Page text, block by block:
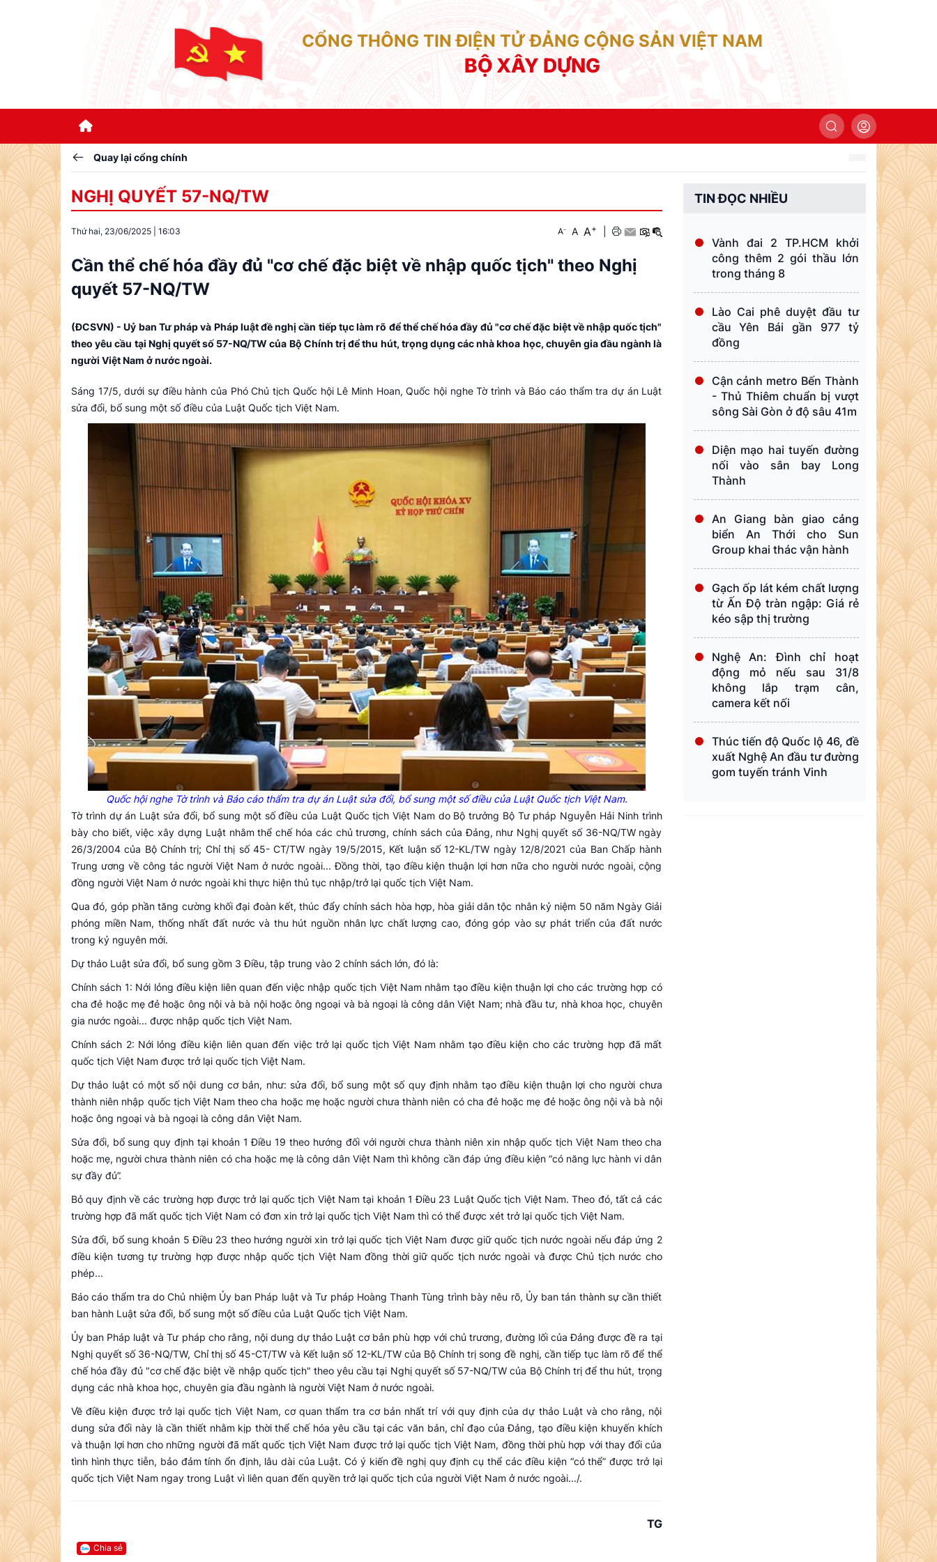
CỔNG THÔNG TIN ĐIỆN TỬ ĐẢNG CỘNG SẢN VIỆT NAM
BỘ XÂY DỰNG
Quay lại cổng chính
NGHỊ QUYẾT 57-NQ/TW
Thứ hai, 23/06/2025 16:03 A- A A+
Cần thể chế hóa đầy đủ "cơ chế đặc biệt về nhập quốc tịch" theo Nghị
quyết 57-NQ/TW
(ĐCSVN) - Uỷ ban Tư pháp và Pháp luật đề nghị cần tiếp tục làm rõ để thể chế hóa đầy đủ "cơ chế đặc biệt về nhập quốc tịch"
theo yêu cầu tại Nghị quyết số 57-NQ/TW của Bộ Chính trị để thu hút, trọng dụng các nhà khoa học, chuyên gia đầu ngành là
người Việt Nam ở nước ngoài.
Sáng 17/5, dưới sự điều hành của Phó Chủ tịch Quốc hội Lê Minh Hoan, Quốc hội nghe Tờ trình và Báo cáo thẩm tra dự án Luật
sửa đổi, bổ sung một số điều của Luật Quốc tịch Việt Nam.
Quốc hội nghe Tờ trình và Báo cáo thẩm tra dự án Luật sửa đổi, bổ sung một số điều của Luật Quốc tịch Việt Nam.
Tờ trình dự án Luật sửa đổi, bổ sung một số điều của Luật Quốc tịch Việt Nam do Bộ trưởng Bộ Tư pháp Nguyễn Hải Ninh trình
bày cho biết, việc xây dựng Luật nhằm thể chế hóa các chủ trương, chính sách của Đảng, như Nghị quyết số 36-NQ/TW ngày
26/3/2004 của Bộ Chính trị; Chỉ thị số 45- CT/TW ngày 19/5/2015, Kết luận số 12-KL/TW ngày 12/8/2021 của Ban Chấp hành
Trung ương về công tác người Việt Nam ở nước ngoài... Đồng thời, tạo điều kiện thuận lợi hơn nữa cho người nước ngoài, cộng
đồng người Việt Nam ở nước ngoài khi thực hiện thủ tục nhập/trở lại quốc tịch Việt Nam.
Qua đó, góp phần tăng cường khối đại đoàn kết, thúc đẩy chính sách hòa hợp, hòa giải dân tộc nhân kỷ niệm 50 năm Ngày Giải
phóng miền Nam, thống nhất đất nước và thu hút nguồn nhân lực chất lượng cao, đóng góp vào sự phát triển của đất nước
trong kỷ nguyên mới.
Dự thảo Luật sửa đổi, bổ sung gồm 3 Điều, tập trung vào 2 chính sách lớn, đó là:
Chính sách 1: Nới lỏng điều kiện liên quan đến việc nhập quốc tịch Việt Nam nhằm tạo điều kiện thuận lợi cho các trường hợp có
cha đẻ hoặc mẹ đẻ hoặc ông nội và bà nội hoặc ông ngoại và bà ngoại là công dân Việt Nam; nhà đầu tư, nhà khoa học, chuyên
gia nước ngoài... được nhập quốc tịch Việt Nam.
Chính sách 2: Nới lỏng điều kiện liên quan đến việc trở lại quốc tịch Việt Nam nhằm tạo điều kiện cho các trường hợp đã mất
quốc tịch Việt Nam được trở lại quốc tịch Việt Nam.
Dự thảo luật có một số nội dung cơ bản, như: sửa đổi, bổ sung một số quy định nhằm tạo điều kiện thuận lợi cho người chưa
thành niên nhập quốc tịch Việt Nam theo cha hoặc mẹ hoặc người chưa thành niên có cha đẻ hoặc mẹ đẻ hoặc ông nội và bà nội
hoặc ông ngoại và bà ngoại là công dân Việt Nam.
Sửa đổi, bổ sung quy định tại khoản 1 Điều 19 theo hướng đối với người chưa thành niên xin nhập quốc tịch Việt Nam theo cha
hoặc mẹ, người chưa thành niên có cha hoặc mẹ là công dân Việt Nam thì không cần đáp ứng điều kiện “có năng lực hành vi dân
sự đầy đủ”.
Bỏ quy định về các trường hợp được trở lại quốc tịch Việt Nam tại khoản 1 Điều 23 Luật Quốc tịch Việt Nam. Theo đó, tất cả các
trường hợp đã mất quốc tịch Việt Nam có đơn xin trở lại quốc tịch Việt Nam thì có thể được xét trở lại quốc tịch Việt Nam.
Sửa đổi, bổ sung khoản 5 Điều 23 theo hướng người xin trở lại quốc tịch Việt Nam được giữ quốc tịch nước ngoài nếu đáp ứng 2
điều kiện tương tự trường hợp được nhập quốc tịch Việt Nam đồng thời giữ quốc tịch nước ngoài và được Chủ tịch nước cho
phép...
Báo cáo thẩm tra do Chủ nhiệm Ủy ban Pháp luật và Tư pháp Hoàng Thanh Tùng trình bày nêu rõ, Ủy ban tán thành sự cần thiết
ban hành Luật sửa đổi, bổ sung một số điều của Luật Quốc tịch Việt Nam.
Ủy ban Pháp luật và Tư pháp cho rằng, nội dung dự thảo Luật cơ bản phù hợp với chủ trương, đường lối của Đảng được đề ra tại
Nghị quyết số 36-NQ/TW, Chỉ thị số 45-CT/TW và Kết luận số 12-KL/TW của Bộ Chính trị song đề nghị, cần tiếp tục làm rõ để thể
chế hóa đầy đủ "cơ chế đặc biệt về nhập quốc tịch" theo yêu cầu tại Nghị quyết số 57-NQ/TW của Bộ Chính trị để thu hút, trọng
dụng các nhà khoa học, chuyên gia đầu ngành là người Việt Nam ở nước ngoài.
Về điều kiện được trở lại quốc tịch Việt Nam, cơ quan thẩm tra cơ bản nhất trí với quy định của dự thảo Luật và cho rằng, nội
dung sửa đổi này là cần thiết nhằm kịp thời thể chế hóa yêu cầu tại các văn bản, chỉ đạo của Đảng, tạo điều kiện khuyến khích
và thuận lợi hơn cho những người đã mất quốc tịch Việt Nam được trở lại quốc tịch Việt Nam, đồng thời phù hợp với thay đổi của
tình hình thực tiễn, bảo đảm tính ổn định, lâu dài của Luật. Có ý kiến đề nghị quy định cụ thể các điều kiện “có thể” được trở lại
quốc tịch Việt Nam ngay trong Luật vì liên quan đến quyền trở lại quốc tịch của người Việt Nam ở nước ngoài.../.
TG
Chia sẻ
TIN ĐỌC NHIỀU
Vành đai 2 TP.HCM khởi
công thêm 2 gói thầu lớn
trong tháng 8
Lào Cai phê duyệt đầu tư
cầu Yên Bái gần 977 tỷ
đồng
Cận cảnh metro Bến Thành
- Thủ Thiêm chuẩn bị vượt
sông Sài Gòn ở độ sâu 41m
Diện mạo hai tuyến đường
nối vào sân bay Long
Thành
An Giang bàn giao cảng
biển An Thới cho Sun
Group khai thác vận hành
Gạch ốp lát kém chất lượng
từ Ấn Độ tràn ngập: Giá rẻ
kéo sập thị trường
Nghệ An: Đình chỉ hoạt
động mỏ nếu sau 31/8
không lắp trạm cân,
camera kết nối
Thúc tiến độ Quốc lộ 46, đề
xuất Nghệ An đầu tư đường
gom tuyến tránh Vinh